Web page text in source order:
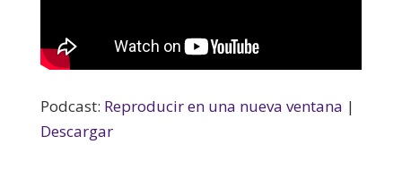
Podcast: Reproducir en una nueva ventana |
Descargar